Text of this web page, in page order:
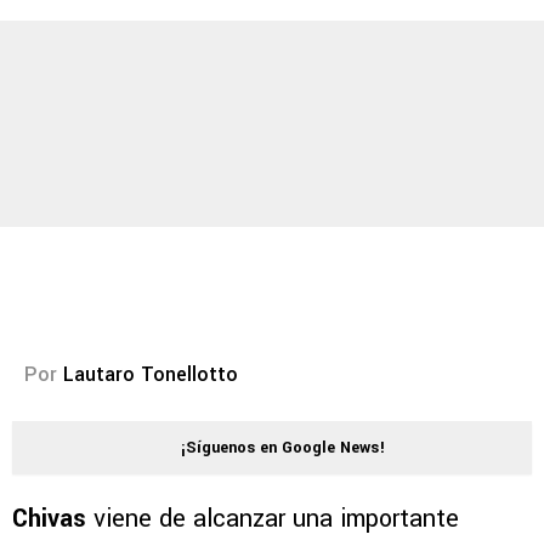
Por Lautaro Tonellotto
¡Síguenos en Google News!
Chivas viene de alcanzar una importante